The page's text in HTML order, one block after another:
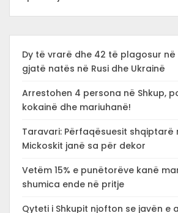
Dy të vrarë dhe 42 të plagosur
gjatë natës në Rusi dhe Ukrainë
Arrestohen 4 persona në Shkup,
kokainë dhe mariuhanë!
Taravari: Përfaqësuesit shqiptarë
Mickoskit janë sa për dekor
Vetëm 15% e punëtorëve kanë
shumica ende në pritje
Qyteti i Shkupit njofton se javën e